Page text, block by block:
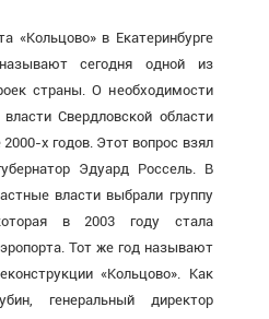
«Кольцово» в Екатеринбурге
сегодня одной из
страны. О необходимости
Свердловской области
х годов. Этот вопрос взял
Эдуард Россель. В
власти выбрали группу
в 2003 году стала
Тот же год называют
«Кольцово». Как
генеральный директор